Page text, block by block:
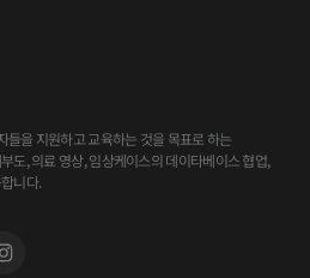
을 지원하고 교육하는 것을 목표로 하는
도, 의료 영상, 임상케이스의 데이타베이스 협업,
니다.